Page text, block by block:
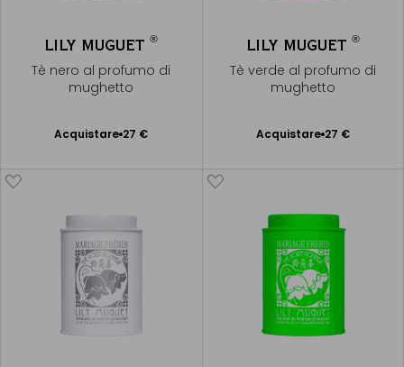
LILY MUGUET®
Tè nero al profumo di
mughetto
Acquistare 27 €
Aggiungere
LILY MUGUET ®
Tè verde al profumo di
mughetto
Acquistare 27 €
Aggiungere